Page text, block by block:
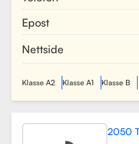
gjøre
både
Epost
Nettside
Klasse A2 Klasse A1 Klasse B
2050